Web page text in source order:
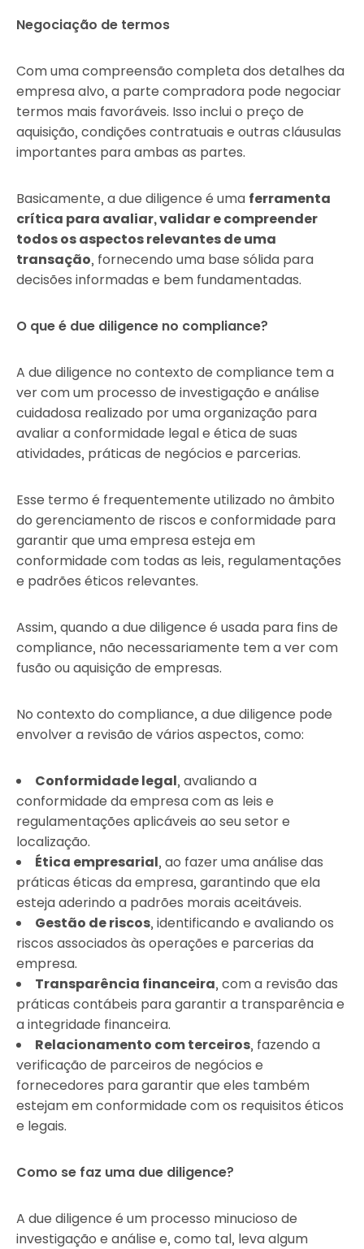
Negociação de termos
Com uma compreensão completa dos detalhes da
empresa alvo, a parte compradora pode negociar
termos mais favoráveis. Isso inclui o preço de
aquisição, condições contratuais e outras cláusulas
importantes para ambas as partes.
Basicamente, a due diligence é uma ferramenta
crítica para avaliar, validar e compreender
todos os aspectos relevantes de uma
transação, fornecendo uma base sólida para
decisões informadas e bem fundamentadas.
O que é due diligence no compliance?
A due diligence no contexto de compliance tem a
ver com um processo de investigação e análise
cuidadosa realizado por uma organização para
avaliar a conformidade legal e ética de suas
atividades, práticas de negócios e parcerias.
Esse termo é frequentemente utilizado no âmbito
do gerenciamento de riscos e conformidade para
garantir que uma empresa esteja em
conformidade com todas as leis, regulamentações
e padrões éticos relevantes.
Assim, quando a due diligence é usada para fins de
compliance, não necessariamente tem a ver com
fusão ou aquisição de empresas.
No contexto do compliance, a due diligence pode
envolver a revisão de vários aspectos, como:
Conformidade legal, avaliando a
conformidade da empresa com as leis e
regulamentações aplicáveis ao seu setor e
localização.
Ética empresarial, ao fazer uma análise das
práticas éticas da empresa, garantindo que ela
esteja aderindo a padrões morais aceitáveis.
Gestão de riscos, identificando e avaliando os
riscos associados às operações e parcerias da
empresa.
Transparência financeira, com a revisão das
práticas contábeis para garantir a transparência e
a integridade financeira.
Relacionamento com terceiros, fazendo a
verificação de parceiros de negócios e
fornecedores para garantir que eles também
estejam em conformidade com os requisitos éticos
e legais.
Como se faz uma due diligence?
A due diligence é um processo minucioso de
investigação e análise e, como tal, leva algum